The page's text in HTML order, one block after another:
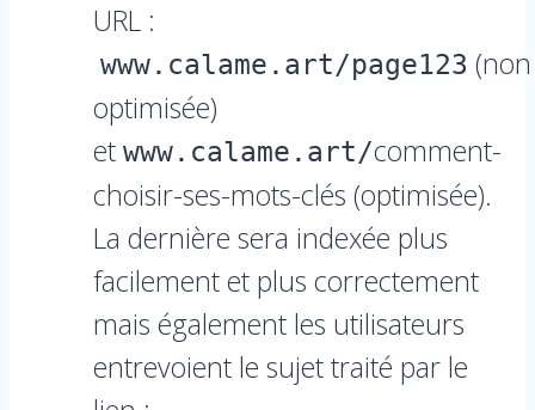
URL :
www.calame.art/page123 (non
optimisée)
et www.calame.art/comment-
choisir-ses-mots-clés (optimisée).
La dernière sera indexée plus
facilement et plus correctement
mais également les utilisateurs
entrevoient le sujet traité par le